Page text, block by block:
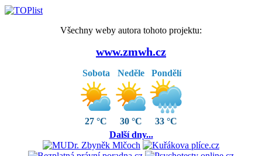
Všechny weby autora tohoto projektu:
www.zmwh.cz
Sobota
27 °C
Neděle
30 °C
Pondělí
33 °C
Další dny...